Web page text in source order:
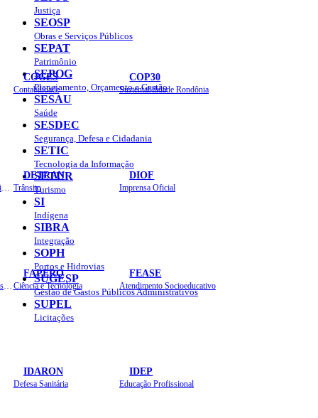
COGES
Contabilidade
COP30
Sustentabilidade Rondônia
DETRAN
Trânsito
DIOF
Imprensa Oficial
FAPERO
Ciência e Tecnologia
FEASE
Atendimento Socioeducativo
IDARON
Defesa Sanitária
IDEP
Educação Profissional
Justiça
SEOSP
Obras e Serviços Públicos
SEPAT
Patrimônio
SEPOG
Planejamento, Orçamento e Gestão
SESAU
Saúde
SESDEC
Segurança, Defesa e Cidadania
SETIC
Tecnologia da Informação
SETUR
Turismo
SI
Indígena
SIBRA
Integração
SOPH
Portos e Hidrovias
SUGESP
Gestão de Gastos Públicos Administrativos
SUPEL
Licitações